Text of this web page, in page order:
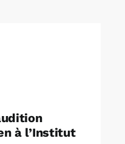
à l’Institut